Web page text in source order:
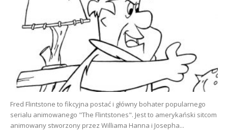
Fred Flintstone to fikcyjna postać i główny bohater popularnego
serialu animowanego "The Flintstones". Jest to amerykański sitcom
animowany stworzony przez Williama Hanna i Josepha...